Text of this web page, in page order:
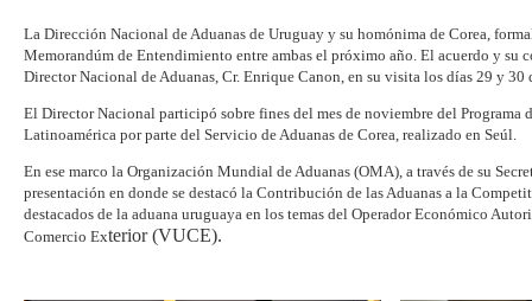
La Dirección Nacional de Aduanas de Uruguay y su homónima de Corea,
Memorandúm de Entendimiento entre ambas el próximo año. El acuerdo y su
Director Nacional de Aduanas, Cr. Enrique Canon, en su visita los días 29 y 30
El Director Nacional participó sobre fines del mes de noviembre del Programa
Latinoamérica por parte del Servicio de Aduanas de Corea, realizado en Seúl.
En ese marco la Organización Mundial de Aduanas (OMA), a través de su
presentación en donde se destacó la Contribución de las Aduanas a la
destacados de la aduana uruguaya en los temas del Operador Económico
Comercio Exterior (VUCE).